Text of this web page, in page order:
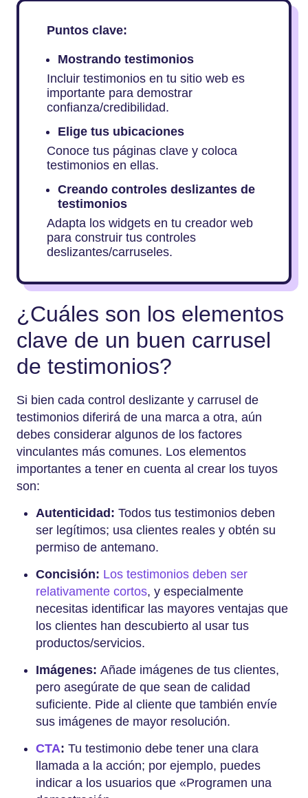
Puntos clave:
Mostrando testimonios
Incluir testimonios en tu sitio web es
importante para demostrar
confianza/credibilidad.
Elige tus ubicaciones
Conoce tus páginas clave y coloca
testimonios en ellas.
Creando controles deslizantes de
testimonios
Adapta los widgets en tu creador web
para construir tus controles
deslizantes/carruseles.
¿Cuáles son los elementos
clave de un buen carrusel
de testimonios?
Si bien cada control deslizante y carrusel de
testimonios diferirá de una marca a otra, aún
debes considerar algunos de los factores
vinculantes más comunes. Los elementos
importantes a tener en cuenta al crear los tuyos
son:
Autenticidad: Todos tus testimonios deben
ser legítimos; usa clientes reales y obtén su
permiso de antemano.
Concisión: Los testimonios deben ser
relativamente cortos, y especialmente
necesitas identificar las mayores ventajas que
los clientes han descubierto al usar tus
productos/servicios.
Imágenes: Añade imágenes de tus clientes,
pero asegúrate de que sean de calidad
suficiente. Pide al cliente que también envíe
sus imágenes de mayor resolución.
CTA: Tu testimonio debe tener una clara
llamada a la acción; por ejemplo, puedes
indicar a los usuarios que «Programen una